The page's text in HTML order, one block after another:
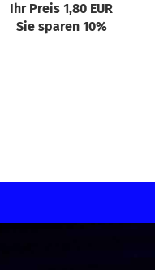
Ihr Preis 1,80 EUR
Sie sparen 10%